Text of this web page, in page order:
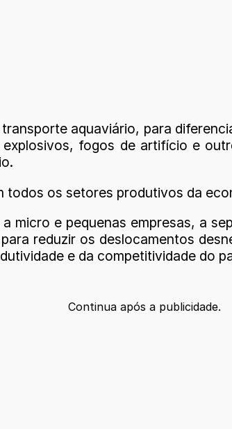
aquaviário, para
fogos de artifício e
todos os setores produtivos da
micro e pequenas empresas, a
reduzir os deslocamentos
e da competitividade do
Continua após a publicidade.